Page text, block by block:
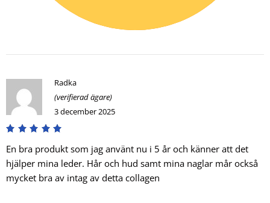
Radka
(verifierad ägare)
3 december 2025
En bra produkt som jag använt nu i 5 år och känner att det
hjälper mina leder. Hår och hud samt mina naglar mår också
mycket bra av intag av detta collagen